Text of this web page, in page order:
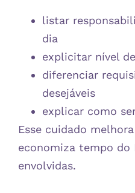
listar
dia
explicitar nível
diferenciar
desejáveis
explicar como
Esse cuidado
economiza tempo do
envolvidas.